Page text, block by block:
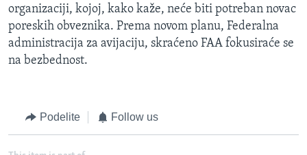
organizaciji, kojoj, kako kaže, neće biti potreban novac
poreskih obveznika. Prema novom planu, Federalna
administracija za avijaciju, skraćeno FAA fokusiraće se
na bezbednost.
Podelite Follow us